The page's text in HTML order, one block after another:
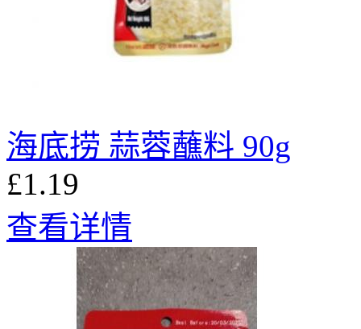
海底捞 蒜蓉蘸料 90g
£1.19
查看详情